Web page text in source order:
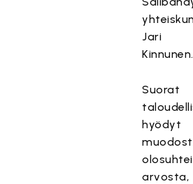
Jari
Kinnunen.
Suorat
hyödyt
arvosta,